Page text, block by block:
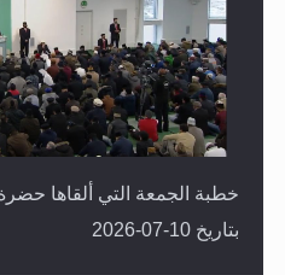
خطبة الجمعة التي ألقاها